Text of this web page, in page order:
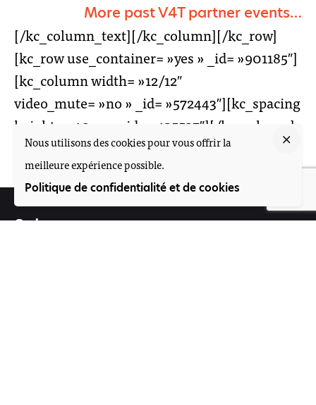
More past V4T partner events…
[/kc_column_text][/kc_column][/kc_row]
[kc_row use_container= »yes » _id= »901185″]
[kc_column width= »12/12″
video_mute= »no » _id= »572443″][kc_spacing
height= »40px » _id= »435537″][/kc_column]
[/kc_row]
Suivez-nous
Nous utilisons des cookies pour vous offrir la
meilleure expérience possible.
Politique de confidentialité et de cookies